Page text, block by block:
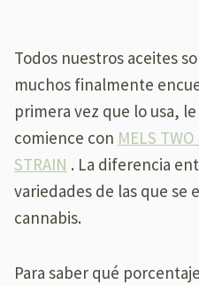
Todos nuestros aceites
muchos finalmente
primera vez que lo usa,
comience con MELS TWO
STRAIN . La diferencia
variedades de las que se
cannabis.
Para saber qué